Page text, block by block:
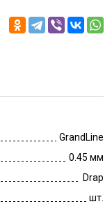
GrandLine
0.45 мм
Drap
шт.